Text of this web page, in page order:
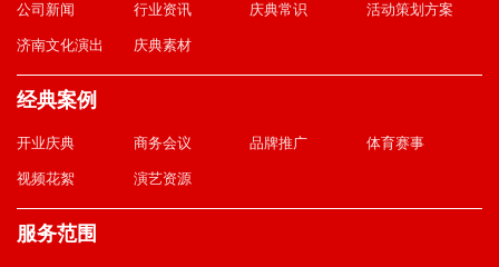
公司新闻 行业资讯 庆典常识 活动策划方案
济南文化演出 庆典素材
经典案例
开业庆典 商务会议 品牌推广 体育赛事
视频花絮 演艺资源
服务范围